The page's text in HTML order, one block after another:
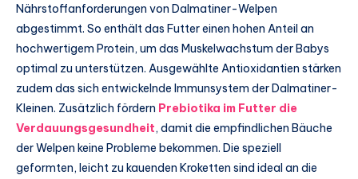
Nährstoffanforderungen von Dalmatiner-Welpen
abgestimmt. So enthält das Futter einen hohen Anteil an
hochwertigem Protein, um das Muskelwachstum der Babys
optimal zu unterstützen. Ausgewählte Antioxidantien stärken
zudem das sich entwickelnde Immunsystem der Dalmatiner-
Kleinen. Zusätzlich fördern Prebiotika im Futter die
Verdauungsgesundheit, damit die empfindlichen Bäuche
der Welpen keine Probleme bekommen. Die speziell
geformten, leicht zu kauenden Kroketten sind ideal an die